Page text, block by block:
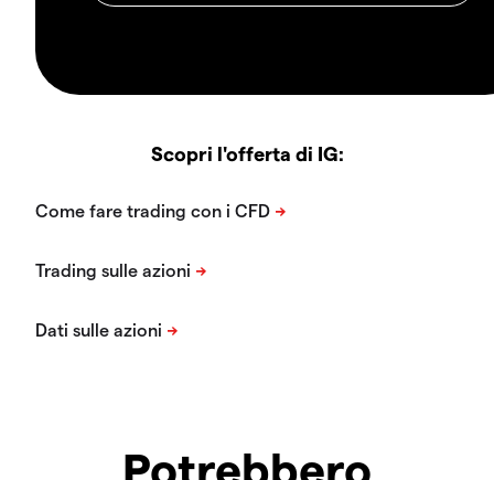
Scopri l'offerta di IG:
Potrebbero